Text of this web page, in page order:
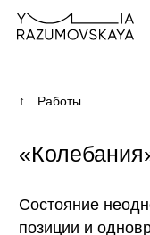
Состояние
позиции и
пути и возвращение к
«Колебания»